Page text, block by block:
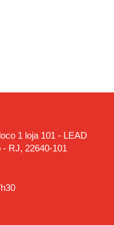
1 loja 101 - LEAD
RJ, 22640-101